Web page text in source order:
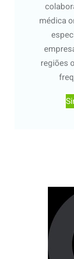
médica
regiões